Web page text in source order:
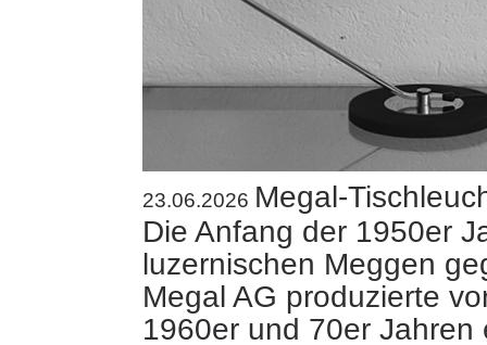
23.06.2026 Megal-
Die Anfang der 1950er
luzernischen Meggen
Megal AG produzierte
1960er und 70er Jahren